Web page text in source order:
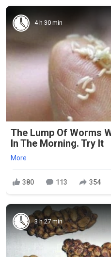
4 h 30 min
The Lump Of Worms
In The Morning. Try It
More
380 113 354
3 h 27 min